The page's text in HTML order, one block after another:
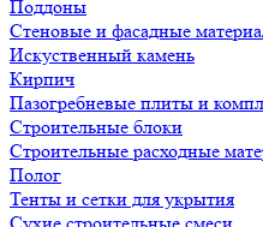
Поддоны
Стеновые и фасадные
Искуственный камень
Кирпич
Пазогребневые плиты и
Строительные блоки
Строительные расходные
Полог
Тенты и сетки для укрытия